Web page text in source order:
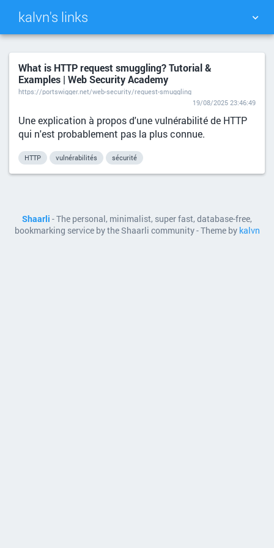
kalvn's links
TAG CLOUD PICTURE WALL
DAILY SEARCH
What is HTTP request smuggling? Tutorial &
Examples | Web Security Academy
https://portswigger.net/web-security/request-smuggling
19/08/2025 23:46:49
Une explication à propos d'une vulnérabilité de HTTP
qui n'est probablement pas la plus connue.
HTTP vulnérabilités sécurité
Shaarli - The personal, minimalist, super fast, database-free,
bookmarking service by the Shaarli community - Theme by kalvn